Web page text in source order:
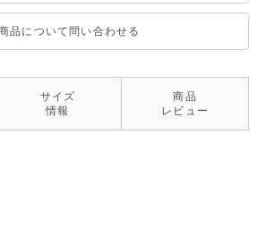
おススメ。初めて洗濯するとサイズが小
が、濡れた状態の時に手でのばして形を
小さくなるのを防げます。
品について問い合わせる
サイズ
情報
商品
レビュー